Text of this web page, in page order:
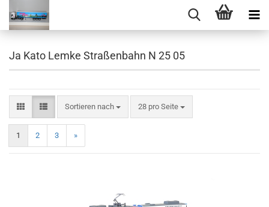
Ja Kato Lemke Straßenbahn N 25 05
Sortieren nach
Sortieren nach 28 pro Seite
pro Seite
1 2 3 »